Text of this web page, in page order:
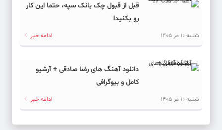
قبل از قبول چک بانک سپه، حتما این کار
رو بکنید!
شنبه 10 مر 1405 ادامه خبر
دانلود آهنگ های رضا صادقی + آرشیو
کامل و بیوگرافی
شنبه 10 مر 1405 ادامه خبر